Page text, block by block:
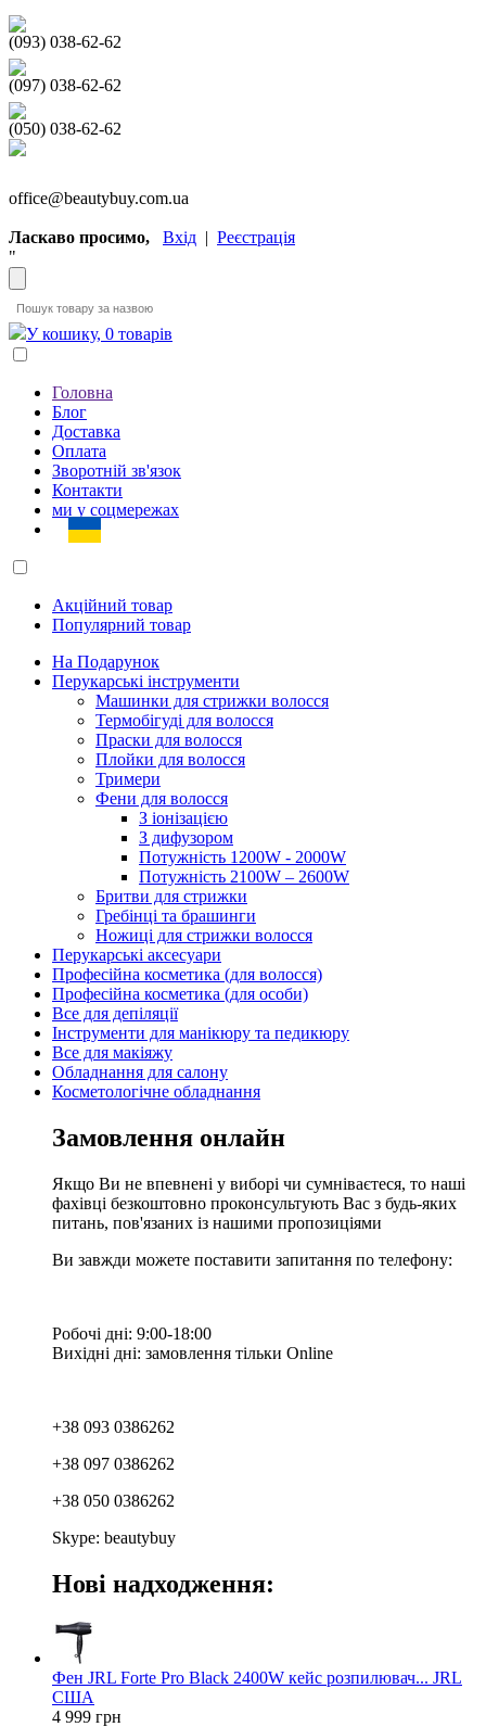
(093) 038-62-62
(097) 038-62-62
(050) 038-62-62
office@beautybuy.com.ua
Ласкаво просимо, Вхід | Реєстрація
"
У кошику, 0 товарів
Головна
Блог
Доставка
Оплата
Зворотній зв'язок
Контакти
ми у соцмережах
Акційний товар
Популярний товар
На Подарунок
Перукарські інструменти
Машинки для стрижки волосся
Термобігуді для волосся
Праски для волосся
Плойки для волосся
Тримери
Фени для волосся
З іонізацією
З дифузором
Потужність 1200W - 2000W
Потужність 2100W – 2600W
Бритви для стрижки
Гребінці та брашинги
Ножиці для стрижки волосся
Перукарські аксесуари
Професійна косметика (для волосся)
Професійна косметика (для особи)
Все для депіляції
Інструменти для манікюру та педикюру
Все для макіяжу
Обладнання для салону
Косметологічне обладнання
Замовлення онлайн
Якщо Ви не впевнені у виборі чи сумніваєтеся, то наші
фахівці безкоштовно проконсультують Вас з будь-яких
питань, пов'язаних із нашими пропозиціями
Ви завжди можете поставити запитання по телефону:
Робочі дні: 9:00-18:00
Вихідні дні: замовлення тільки Online
+38 093 0386262
+38 097 0386262
+38 050 0386262
Skype: beautybuy
Нові надходження:
Фен JRL Forte Pro Black 2400W кейс розпилювач... JRL
США
4 999 грн